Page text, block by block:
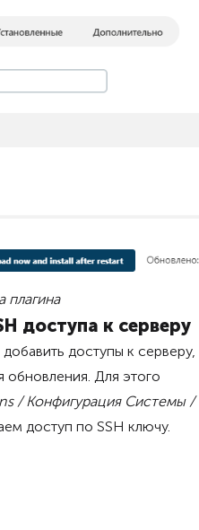
плагина
доступа к серверу
доступы к серверу,
обновления. Для этого
/ Конфигурация Системы /
доступ по SSH ключу.